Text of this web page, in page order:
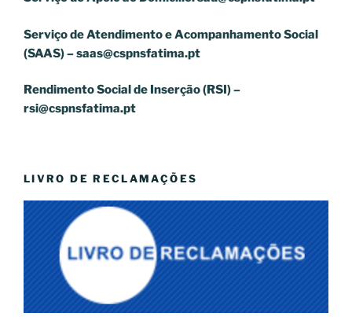
Serviço de Atendimento e Acompanhamento Social
(SAAS) –saas@cspnsfatima.pt
Rendimento Social de Inserção (RSI) –
rsi@cspnsfatima.pt
LIVRO DE RECLAMAÇÕES